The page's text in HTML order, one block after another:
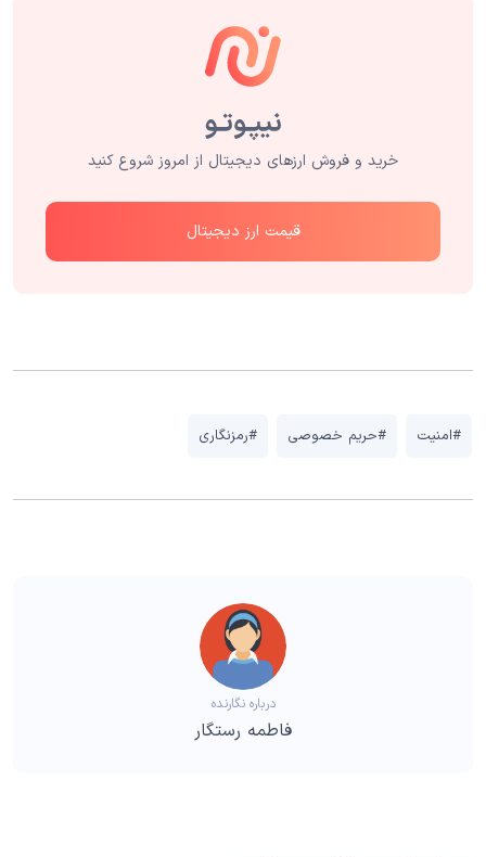
خرید و فروش ارزهای دیجیتال از امروز شروع کنید
قیمت ارز دیجیتال
#امنیت #حریم خصوصی #رمزنگاری
درباره نگارنده
فاطمه رستگار